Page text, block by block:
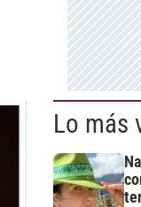
Lo más